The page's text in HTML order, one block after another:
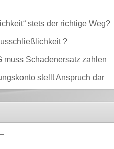
stets der richtige Weg?
?
muss Schadenersatz zahlen
stellt Anspruch dar